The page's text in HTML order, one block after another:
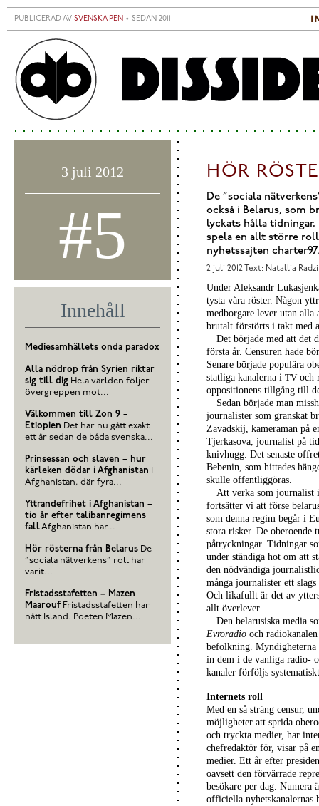
Hoppa till huvudinnehåll
PUBLICERAD AV SVENSKA PEN • SEDAN 2011
HÖR
De ”sociala
också i Belarus, som
lyckats hålla
spela en allt större
nyhetssajten
2 juli 2012 Text: Natallia
Under Aleksandr
tysta våra röster. Någon
medborgare lever utan
brutalt förstörts i takt med
Det började med att det
första år. Censuren hade
Senare började populära
statliga kanalerna i TV och
oppositionens tillgång till
Sedan började man
journalister som granskat
Zavadskij, kameraman på
Tjerkasova, journalist på
knivhugg. Det senaste
Bebenin, som hittades
skulle offentliggöras.
Att verka som journalist
fortsätter vi att förse
som denna regim begår i
stora risker. De
påtryckningar. Tidningar
under ständiga hot om att
den nödvändiga
många journalister ett
Och likafullt är det av
allt överlever.
Den belarusiska media
Evroradio och
befolkning. Myndigheterna
in dem i de vanliga radio-
kanaler förföljs
Internets roll
Med en så sträng censur,
möjligheter att sprida
och tryckta medier, har
chefredaktör för, visar på
medier. Ett år efter
oavsett den förvärrade
besökare per dag. Numera
officiella nyhetskanalernas
3 juli 2012
#5
Innehåll
Mediesamhällets onda paradox
Alla nödrop från Syrien riktar
sig till dig Hela världen följer
övergreppen mot...
Välkommen till Zon 9 –
Etiopien Det har nu gått exakt
ett år sedan de båda svenska...
Prinsessan och slaven – hur
kärleken dödar i Afghanistan
Afghanistan, där fyra...
Yttrandefrihet i Afghanistan –
tio år efter talibanregimens
fallAfghanistan har...
Hör rösterna från Belarus De
”sociala nätverkens” roll har
varit...
Fristadsstafetten – Mazen
MaaroufFristadsstafetten har
nått Island. Poeten Mazen...